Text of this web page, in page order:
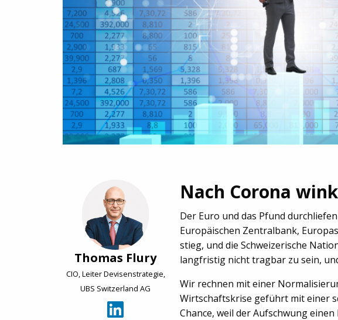
Thomas Flury
CIO, Leiter Devisenstrategie,
UBS Switzerland AG
Nach Corona
Der Euro und das Pfund
Europäischen Zentralbank,
stieg, und die Schweizerische
langfristig nicht tragbar zu sein,
Wir rechnen mit einer
Wirtschaftskrise geführt mit einer
Chance, weil der Aufschwung